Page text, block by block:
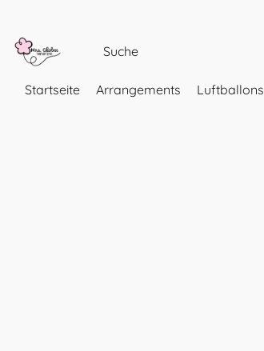
Startseite Arrangements Luftballons